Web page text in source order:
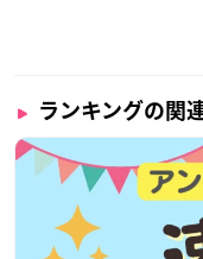
ランキングの関